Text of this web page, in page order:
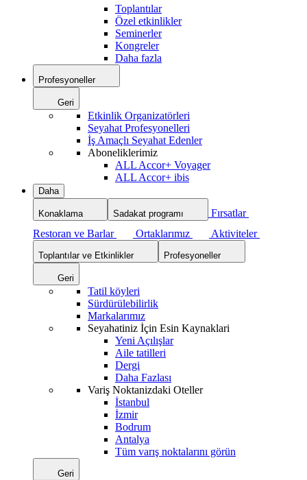
Toplantılar
Özel etkinlikler
Seminerler
Kongreler
Daha fazla
Profesyoneller
Geri
Etkinlik Organizatörleri
Seyahat Profesyonelleri
İş Amaçlı Seyahat Edenler
Aboneliklerimiz
ALL Accor+ Voyager
ALL Accor+ ibis
Daha
Konaklama Sadakat programı
Fırsatlar
Restoran ve Barlar
Ortaklarımız Aktiviteler
Toplantılar ve Etkinlikler Profesyoneller
Geri
Tatil köyleri
Sürdürülebilirlik
Markalarımız
Seyahatiniz İçin Esin Kaynaklari
Yeni Açılışlar
Aile tatilleri
Dergi
Daha Fazlası
Variş Noktanizdaki Oteller
İstanbul
İzmir
Bodrum
Antalya
Tüm varış noktalarını görün
Geri